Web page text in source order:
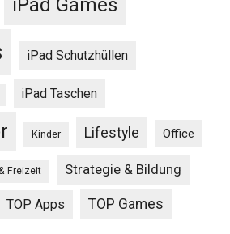
iPad Games
iPad Schutzhüllen
iPad Taschen
Kinder Lifestyle Office
Freizeit Strategie & Bildung
TOP Apps TOP Games